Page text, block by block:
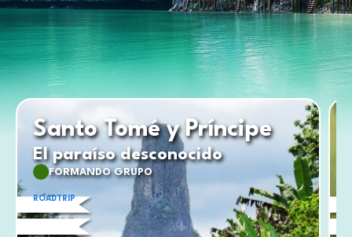
Santo Tomé y Príncipe
El paraíso desconocido
FORMANDO GRUPO
ROADTRIP